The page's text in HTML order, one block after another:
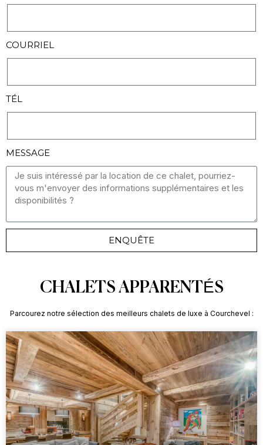
COURRIEL
TÉL
MESSAGE
ENQUÊTE
CHALETS APPARENTÉS
Parcourez notre sélection des meilleurs chalets de luxe à Courchevel :